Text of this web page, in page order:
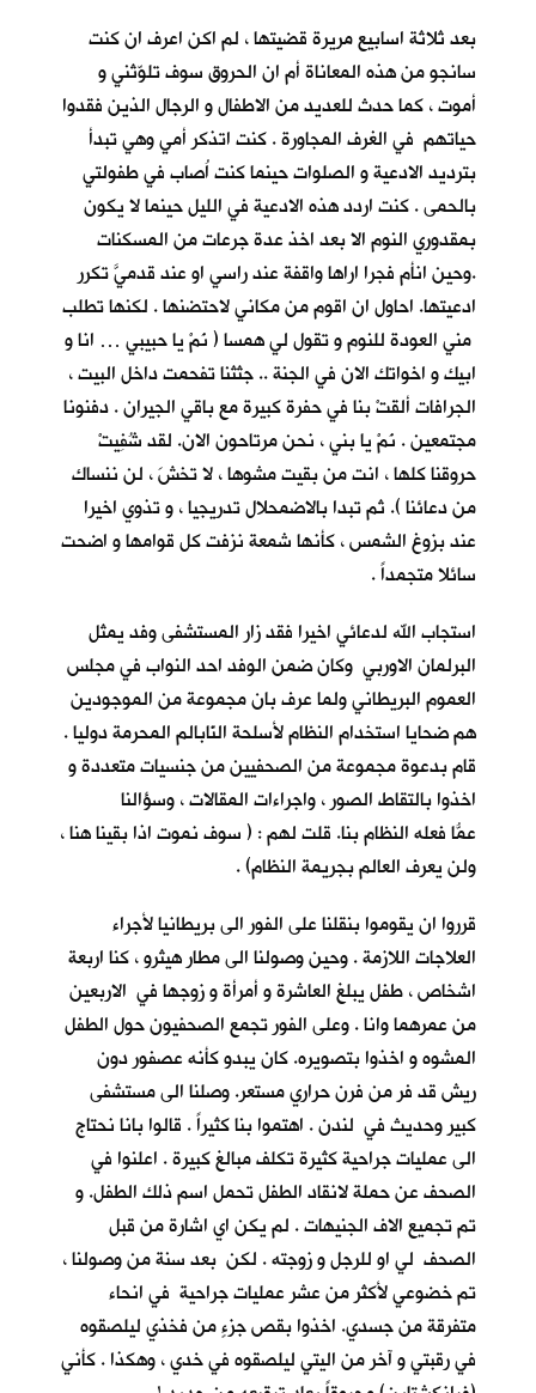
بعد ثلاثة اسابيع مريرة قضيتها ، لم اكن اعرف ان كنت
سانجو من هذه المعاناة أم ان الحروق سوف تلوّثني و
أموت ، كما حدث للعديد من الاطفال و الرجال الذين فقدوا
حياتهم في الغرف المجاورة . كنت اتذكر أمي وهي تبدأ
بترديد الادعية و الصلوات حينما كنت اُصاب في طفولتي
بالحمى . كنت اردد هذه الادعية في الليل حينما لا يكون
بمقدوري النوم الا بعد اخذ عدة جرعات من المسكنات
.وحين انأم فجرا اراها واقفة عند راسي او عند قدميَّ تكرر
ادعيتها. احاول ان اقوم من مكاني لاحتضنها . لكنها تطلب
مني العودة للنوم و تقول لي همسا ( نَمْ يا حبيبي … انا و
ابيك و اخواتك الان في الجنة .. جثثنا تفحمت داخل البيت ،
الجرافات ألقتْ بنا في حفرة كبيرة مع باقي الجيران . دفنونا
مجتمعين . نَمْ يا بني ، نحن مرتاحون الان. لقد شُفِيتْ
حروقنا كلها ، انت من بقيت مشوها ، لا تخشَ ، لن ننساك
من دعائنا ). ثم تبدا بالاضمحلال تدريجيا ، و تذوي اخيرا
عند بزوغ الشمس ، كأنها شمعة نزفت كل قوامها و اضحت
سائلا متجمداً .
استجاب الله لدعائي اخيرا فقد زار المستشفى وفد يمثل
البرلمان الاوربي وكان ضمن الوفد احد النواب في مجلس
العموم البريطاني ولما عرف بان مجموعة من الموجودين
هم ضحايا استخدام النظام لأسلحة النّابالم المحرمة دوليا .
قام بدعوة مجموعة من الصحفيين من جنسيات متعددة و
اخذوا بالتقاط الصور ، واجراءات المقالات ، وسؤالنا
عمّا فعله النظام بنا. قلت ُلهم : ( سوف نموت اذا بقينا هنا ،
ولن يعرف العالم بجريمة النظام) .
قرروا ان يقوموا بنقلنا على الفور الى بريطانيا لأجراء
العلاجات اللازمة . وحين وصولنا الى مطار هيثرو ، كنا اربعة
اشخاص ، طفل يبلغ العاشرة و أمرأة و زوجها في الاربعين
من عمرهما وانا . وعلى الفور تجمع الصحفيون حول الطفل
المشوه و اخذوا بتصويره. كان يبدو كأنه عصفور دون
ريش قد فر من فرن حراري مستعر. وصلنا الى مستشفى
كبير وحديث في لندن . اهتموا بنا كثيراً . قالوا بانا نحتاج
الى عمليات جراحية كثيرة تكلف مبالغ كبيرة . اعلنوا في
الصحف عن حملة لانقاد الطفل تحمل اسم ذلك الطفل. و
تم تجميع الاف الجنيهات . لم يكن اي اشارة من قبل
الصحف لي او للرجل و زوجته . لكن بعد سنة من وصولنا ،
تم خضوعي لأكثر من عشر عمليات جراحية في انحاء
متفرقة من جسدي. اخذوا بقص جزءٍ من فخذي ليلصقوه
في رقبتي و آخر من اليتي ليلصقوه في خدي ، وهكذا . كأني